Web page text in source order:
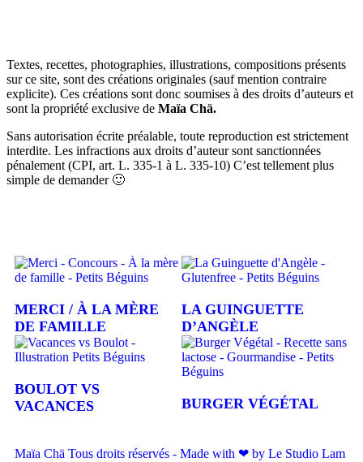
Textes, recettes, photographies, illustrations, compositions présents
sur ce site, sont des créations originales (sauf mention contraire
explicite). Ces créations sont donc soumises à des droits d’auteurs et
sont la propriété exclusive de Maïa Chä.
Sans autorisation écrite préalable, toute reproduction est strictement
interdite. Les infractions aux droits d’auteur sont sanctionnées
pénalement (CPI, art. L. 335-1 à L. 335-10) C’est tellement plus
simple de demander 🙂
MERCI / À LA MÈRE
DE FAMILLE
LA GUINGUETTE
D’ANGÈLE
BOULOT VS
VACANCES
BURGER VÉGÉTAL
Maïa Chä Tous droits réservés - Made with ❤ by Le Studio Lam